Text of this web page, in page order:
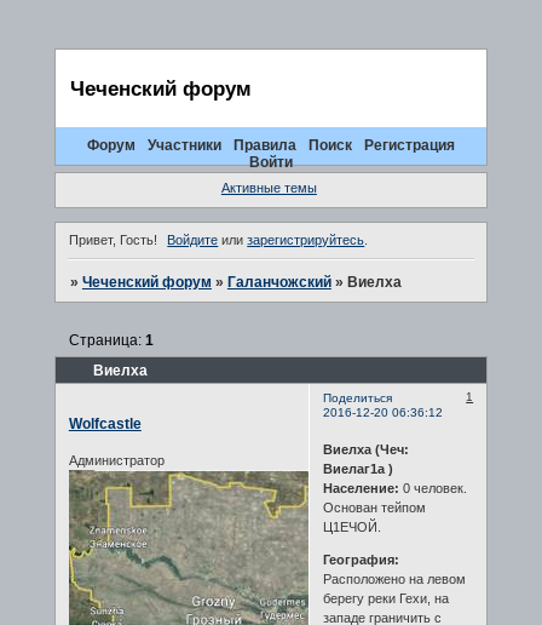
Чеченский форум
Форум Участники Правила Поиск
Регистрация
Войти
Активные темы
Привет, Гость! Войдите илизарегистрируйтесь.
» Чеченский форум » Галанчожский » Виелха
Виелха
Страница: 1
Поделиться
1
2016-12-20 06:36:12
Wolfcastle
Администратор
Виелха (Чеч:
Виелаг1а )
Население: 0 человек.
Основан тейпом
Ц1ЕЧОЙ.
География:
Расположено на левом
берегу реки Гехи, на
западе граничить с